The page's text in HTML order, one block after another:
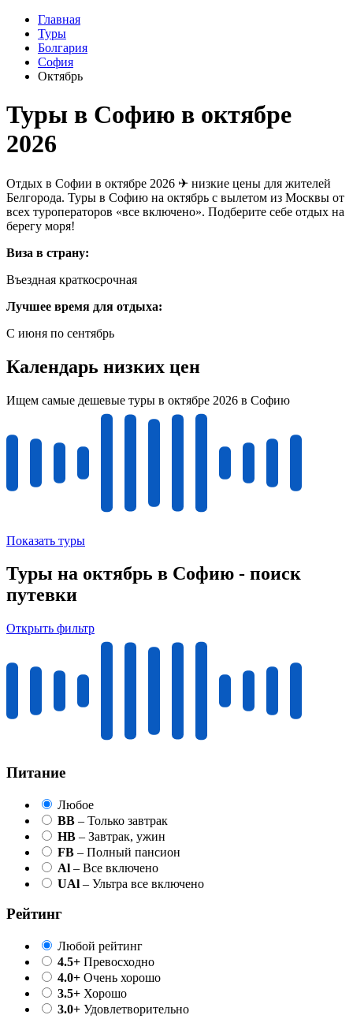
Главная
Туры
Болгария
София
Октябрь
Туры в Софию в октябре
2026
Отдых в Софии в октябре 2026 ✈ низкие цены для жителей
Белгорода. Туры в Софию на октябрь с вылетом из Москвы от
всех туроператоров «все включено». Подберите себе отдых на
берегу моря!
Виза в страну:
Въездная краткосрочная
Лучшее время для отдыха:
С июня по сентябрь
Календарь низких цен
Ищем самые дешевые туры в октябре 2026 в Софию
Показать туры
Туры на октябрь в Софию - поиск
путевки
Открыть фильтр
Питание
Любое
BB – Только завтрак
HB – Завтрак, ужин
FB – Полный пансион
Al – Все включено
UAl – Ультра все включено
Рейтинг
Любой рейтинг
4.5+ Превосходно
4.0+ Очень хорошо
3.5+ Хорошо
3.0+ Удовлетворительно